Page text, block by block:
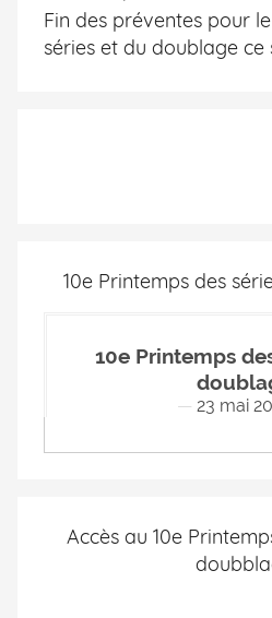
Fin des préventes pour
séries et du doublage ce
10e Printemps des
10e Printemps
23 mai
Accès au 10e